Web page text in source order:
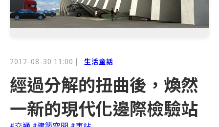
2012-08-30 11:00 | 生活童話
經過分解的扭曲後，煥然
一新的現代化邊際檢驗站